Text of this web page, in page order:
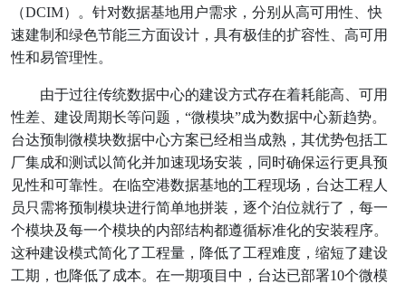
（DCIM）。针对数据基地用户需求，分别从高可用性、快
速建制和绿色节能三方面设计，具有极佳的扩容性、高可用
性和易管理性。
由于过往传统数据中心的建设方式存在着耗能高、可用
性差、建设周期长等问题，“微模块”成为数据中心新趋势。
台达预制微模块数据中心方案已经相当成熟，其优势包括工
厂集成和测试以简化并加速现场安装，同时确保运行更具预
见性和可靠性。在临空港数据基地的工程现场，台达工程人
员只需将预制模块进行简单地拼装，逐个泊位就行了，每一
个模块及每一个模块的内部结构都遵循标准化的安装程序。
这种建设模式简化了工程量，降低了工程难度，缩短了建设
工期，也降低了成本。在一期项目中，台达已部署10个微模